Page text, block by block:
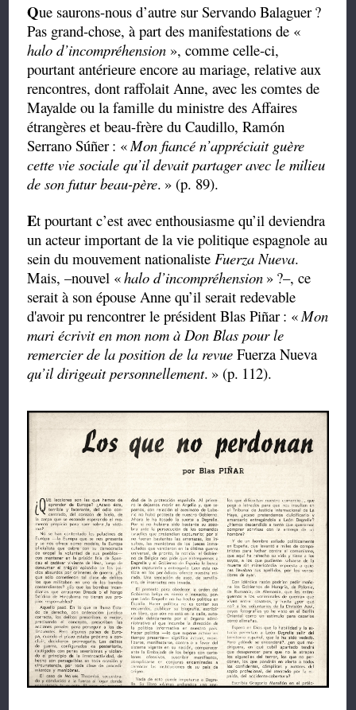
Que saurons-nous d’autre sur Servando Balaguer ?
Pas grand-chose, à part des manifestations de «
halo d’incompréhension », comme celle-ci,
pourtant antérieure encore au mariage, relative aux
rencontres, dont raffolait Anne, avec les comtes de
Mayalde ou la famille du ministre des Affaires
étrangères et beau-frère du Caudillo, Ramón
Serrano Súñer : «Mon fiancé n’appréciait guère
cette vie sociale qu’il devait partager avec le milieu
de son futur beau-père. » (p. 89).
Et pourtant c’est avec enthousiasme qu’il deviendra
un acteur important de la vie politique espagnole au
sein du mouvement nationalisteFuerza Nueva.
Mais, –nouvel «halo d’incompréhension » ?–, ce
serait à son épouse Anne qu’il serait redevable
d'avoir pu rencontrer le président Blas Piñar : «Mon
mari écrivit en mon nom à Don Blas pour le
remercier de la position de la revueFuerza Nueva
qu’il dirigeait personnellement. » (p. 112).